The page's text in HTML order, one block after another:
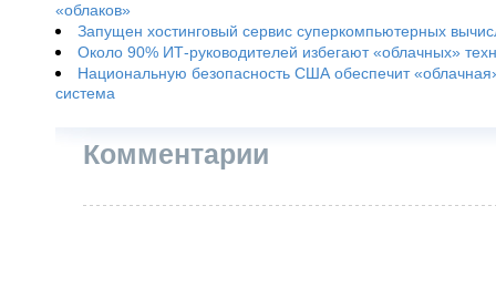
«облаков»
Запущен хостинговый сервис суперкомпьютерных
Около 90% ИТ-руководителей избегают «облачных»
Национальную безопасность США обеспечит
система
Комментарии